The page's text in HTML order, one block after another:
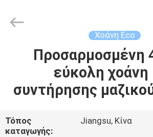
ΣΠΊΤΙ
ΠΡΟΪΌΝΤΑ
ΒΊΝΤΕΟ
GROUP
Χοάνη Eco
Προσαρμοσμένη
εύκολη χοάνη
συντήρησης
Τόπος
καταγωγής:
Jiangsu, Κίνα